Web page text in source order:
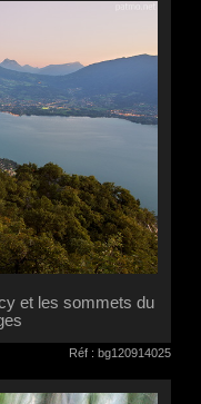
et les sommets du
Réf : bg120914025